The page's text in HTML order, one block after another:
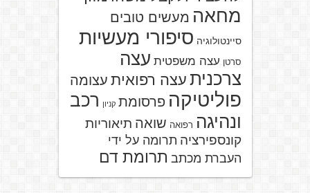
מחאה מעשים טובים
סיינטולוגיה סיפורי מעשיות
סרטן עצה משפטית עצה
צרכנית עצה רפואית עצומה
פוליטיקה פרסומת קניון רכב
ונהיגה רפואה שואה תיאוריות
קונספירציה תרומה על ידי
העברת מכתב תרומת דם